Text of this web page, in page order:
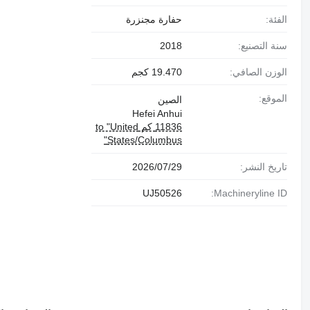
الفئة: حفارة مجنزرة
سنة التصنيع: 2018
الوزن الصافي: 19.470 كجم
الموقع:
الصين
Hefei Anhui
11836 كم to "United
States/Columbus"
تاريخ النشر: 29‏/07‏/2026
Machineryline ID:
UJ50526